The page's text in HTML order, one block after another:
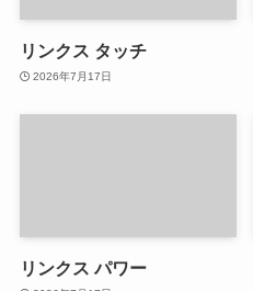
リンクス タッチ
2026年7月17日
リンクス パワー